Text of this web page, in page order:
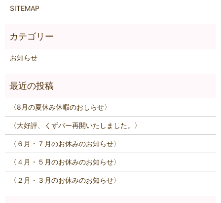
SITEMAP
お知らせ
〈8月の夏休み休暇のおしらせ〉
〈大好評、くずバー再開いたしました。〉
〈６月・７月のお休みのお知らせ〉
〈４月・５月のお休みのお知らせ〉
〈２月・３月のお休みのお知らせ〉